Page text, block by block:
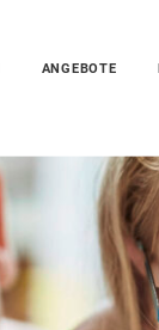
ANGEBOTE